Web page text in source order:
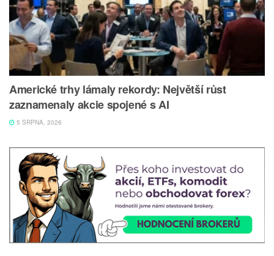
Americké trhy lámaly rekordy: Největší růst
zaznamenaly akcie spojené s AI
5 SRPNA, 2026